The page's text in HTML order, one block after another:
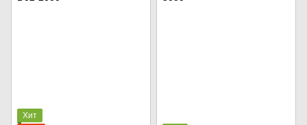
Хит